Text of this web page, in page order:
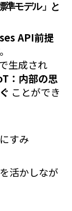
準モデル」と
API前提
生成され
：内部の思
ことができ
すみ
活かしなが